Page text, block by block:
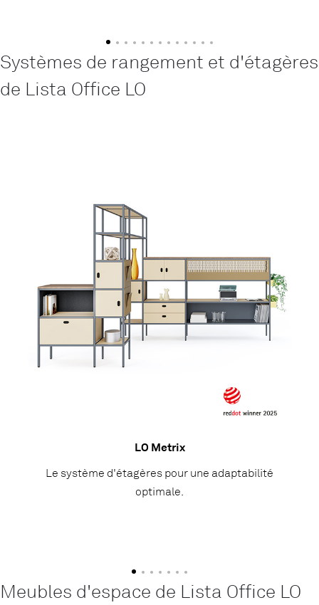
Systèmes de rangement et d'étagères
de Lista Office LO
LO Metrix
Le système d'étagères pour une adaptabilité
optimale.
Meubles d'espace de Lista Office LO